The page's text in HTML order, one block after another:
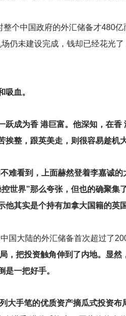
个中国政府的外汇储备才480
仍未建设完成，钱却已经花光
血。
成为香 港巨富。他深知，在香
整，跟英美走，则很容易趁机
难看到，上面赫然登着李嘉诚
世界”那么夸张，但也的确聚集
其实是个持有加拿大国籍的英国
中国大陆的外汇储备首次超过了
，把投资触角伸到了内地。显然
一把好手。
大手笔的优质资产摘瓜式投资布